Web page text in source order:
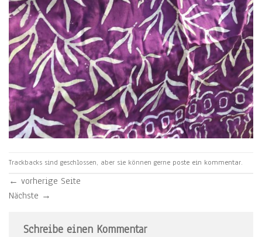
Trackbacks sind geschlossen, aber sie können gerne poste ein kommentar.
← vorherige Seite
Nächste →
Schreibe einen Kommentar